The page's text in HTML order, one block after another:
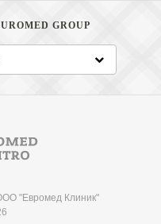
GROUP
"Евромед Клиник"